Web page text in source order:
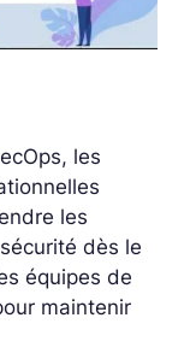
les
les
dès le
équipes de
maintenir